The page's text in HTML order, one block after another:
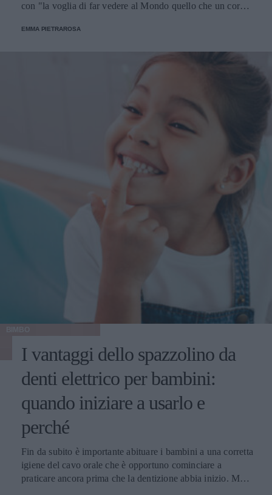
con "la voglia di far vedere al Mondo quello che un corpo
EMMA PIETRAROSA
I vantaggi dello spazzolino da
denti elettrico per bambini:
quando iniziare a usarlo e
perché
Fin da subito è importante abituare i bambini a una corretta
igiene del cavo orale che è opportuno cominciare a
praticare ancora prima che la dentizione abbia inizio. Ma